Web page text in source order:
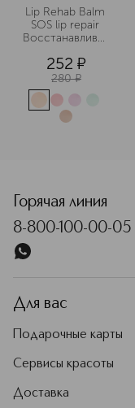
Lip Rehab Balm
SOS lip repair
Восстанавливающий
в ассортименте
252 ¤
280 ¤
Горячая линия
8-800-100-00-05
Для вас
Подарочные карты
Сервисы красоты
Доставка